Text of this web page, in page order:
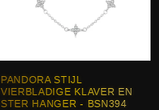
PANDORA STIJL
VIERBLADIGE KLAVER EN
STER HANGER - BSN394